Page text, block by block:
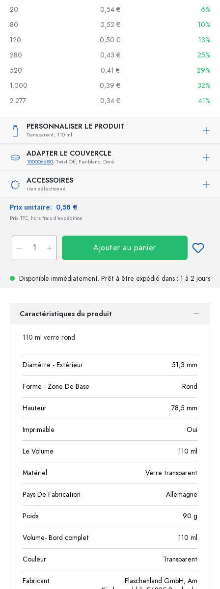
20
0,54 €
6%
80
0,52 €
10%
120
0,50 €
13%
280
0,43 €
25%
520
0,41 €
29%
1.000
0,39 €
32%
2.277
0,34 € 41%
PERSONNALISER LE PRODUIT
Transparent, 110 ml
ADAPTER LE COUVERCLE
100006680, Twist Off, Fer-blanc, Doré
ACCESSOIRES
rien sélectionné
Prix unitaire: 0,58 €
Prix TTC, hors frais d'expédition
Ajouter au panier
Disponible immédiatement. Prêt à être expédié dans : 1 à 2 jours
Caractéristiques du produit
110 ml verre rond
Diamètre - Extérieur 51,3 mm
Forme - Zone De Base Rond
Hauteur 78,5 mm
Imprimable Oui
Le Volume 110 ml
Matériel Verre transparent
Pays De Fabrication Allemagne
Poids 90 g
Volume- Bord complet 110 ml
Couleur Transparent
Fabricant
Flaschenland GmbH, Am